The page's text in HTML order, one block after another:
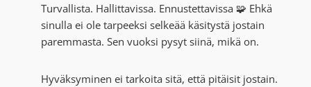
Turvallista. Hallittavissa. Ennustettavissa 🧩 Ehkä
sinulla ei ole tarpeeksi selkeää käsitystä jostain
paremmasta. Sen vuoksi pysyt siinä, mikä on.
Hyväksyminen ei tarkoita sitä, että pitäisit jostain.